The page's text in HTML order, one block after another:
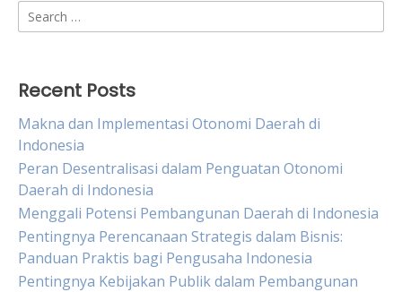
Search
for:
Recent Posts
Makna dan Implementasi Otonomi Daerah di
Indonesia
Peran Desentralisasi dalam Penguatan Otonomi
Daerah di Indonesia
Menggali Potensi Pembangunan Daerah di Indonesia
Pentingnya Perencanaan Strategis dalam Bisnis:
Panduan Praktis bagi Pengusaha Indonesia
Pentingnya Kebijakan Publik dalam Pembangunan